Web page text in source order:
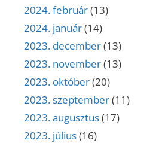
2024. február(13)
2024. január(14)
2023. december(13)
2023. november(13)
2023. október(20)
2023. szeptember(11)
2023. augusztus(17)
2023. július(16)